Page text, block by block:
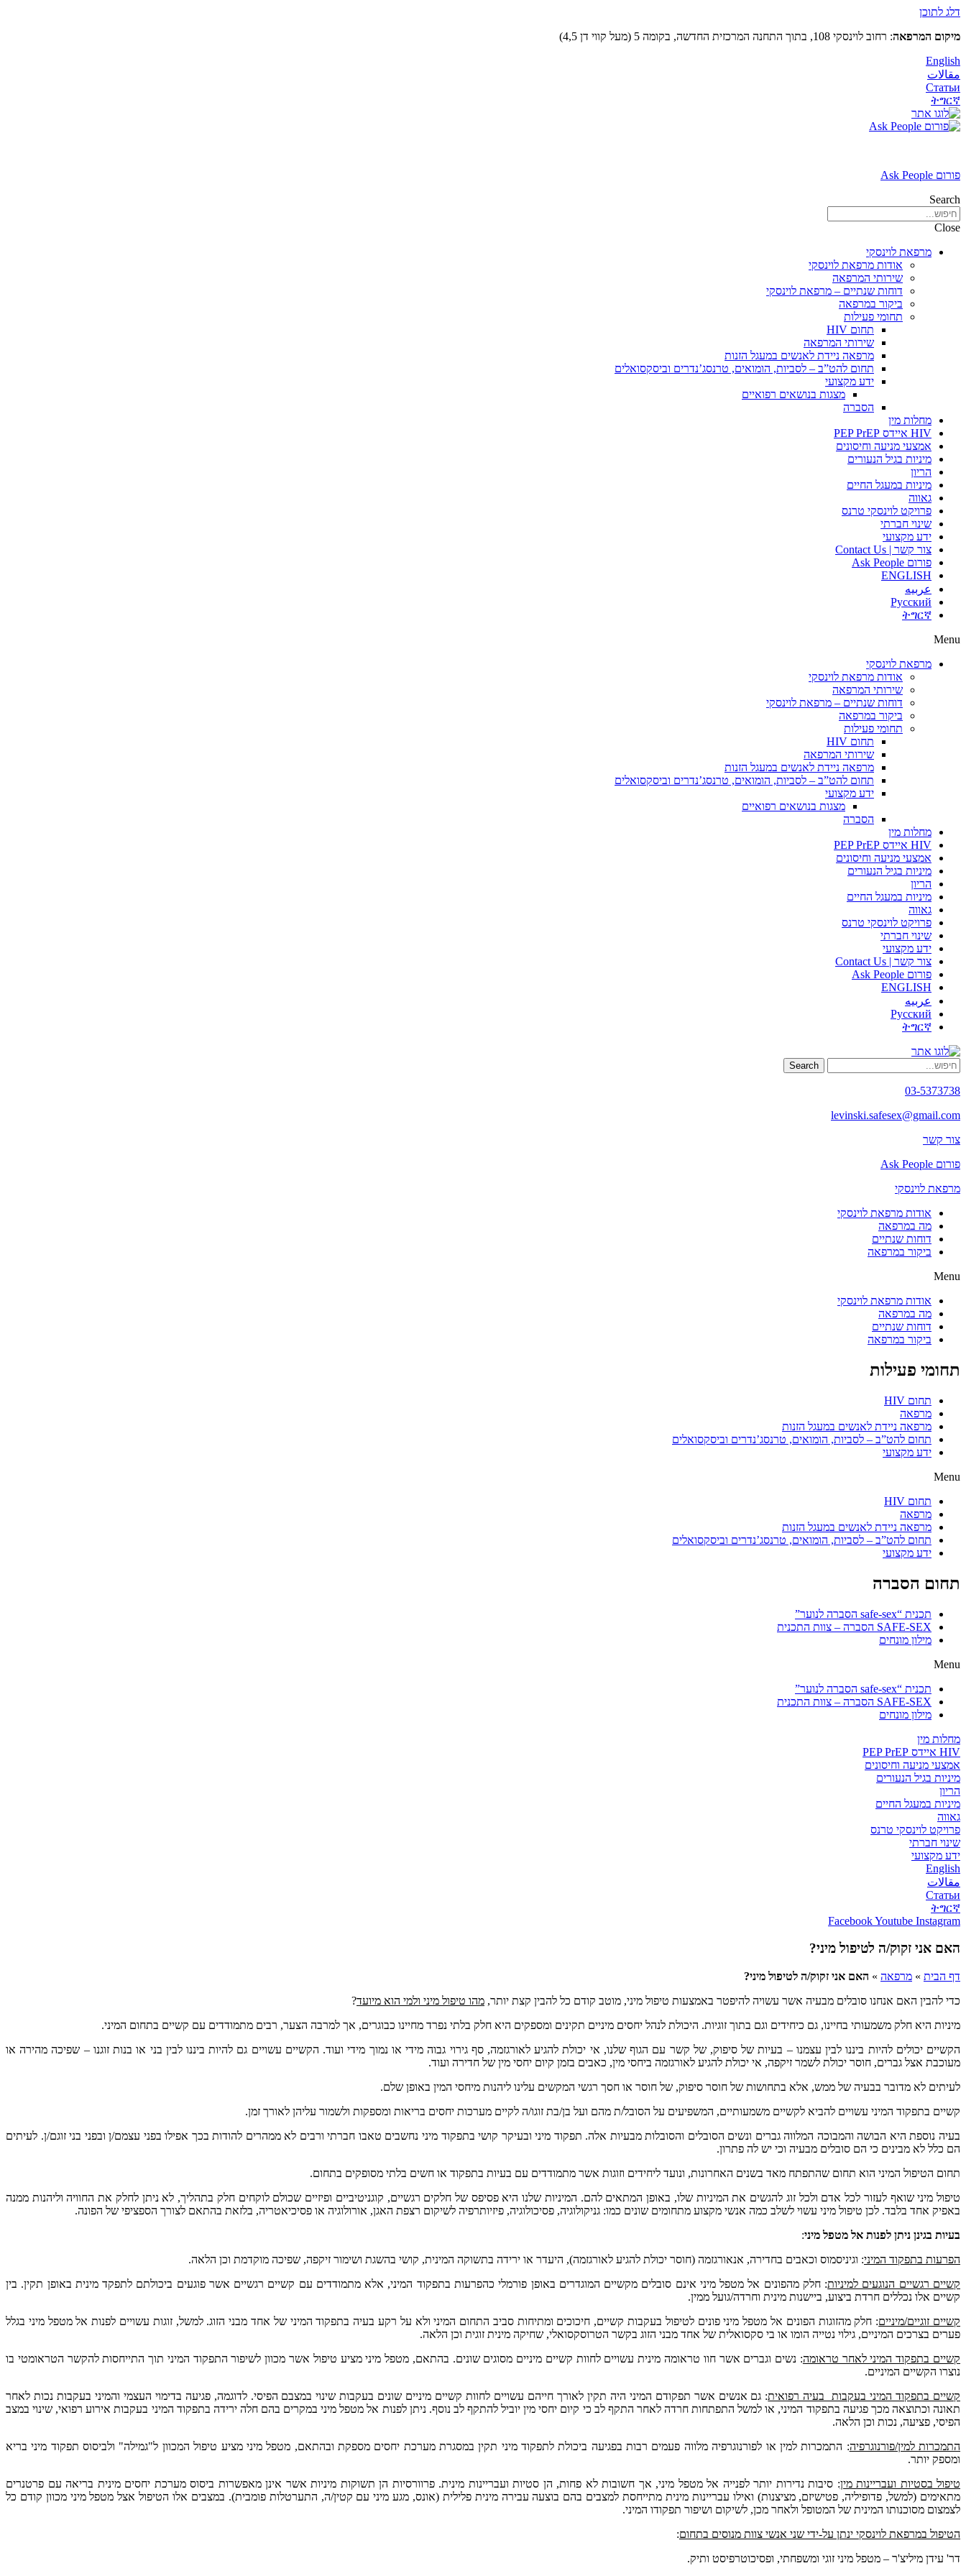
דלג לתוכן
מיקום המרפאה: רחוב לוינסקי 108, בתוך התחנה המרכזית החדשה, בקומה 5 (מעל קווי דן 4,5)
English
مقالات
Статьи
ትግርኛ
פורום Ask People
Search
Close
מרפאת לוינסקי
אודות מרפאת לוינסקי
שירותי המרפאה
דוחות שנתיים – מרפאת לוינסקי
ביקור במרפאה
תחומי פעילות
תחום HIV
שירותי המרפאה
מרפאה ניידת לאנשים במעגל הזנות
תחום להט”ב – לסביות, הומואים, טרנסג’נדרים וביסקסואלים
ידע מקצועי
מצגות בנושאים רפואיים
הסברה
מחלות מין
HIV איידס PEP PrEP
אמצעי מניעה וחיסונים
מיניות בגיל הנעורים
הריון
מיניות במעגל החיים
גאווה
פרויקט לוינסקי טרנס
שינוי חברתי
ידע מקצועי
צור קשר | Contact Us
פורום Ask People
ENGLISH
عربيه
Русский
ትግርኛ
Menu
מרפאת לוינסקי
אודות מרפאת לוינסקי
שירותי המרפאה
דוחות שנתיים – מרפאת לוינסקי
ביקור במרפאה
תחומי פעילות
תחום HIV
שירותי המרפאה
מרפאה ניידת לאנשים במעגל הזנות
תחום להט”ב – לסביות, הומואים, טרנסג’נדרים וביסקסואלים
ידע מקצועי
מצגות בנושאים רפואיים
הסברה
מחלות מין
HIV איידס PEP PrEP
אמצעי מניעה וחיסונים
מיניות בגיל הנעורים
הריון
מיניות במעגל החיים
גאווה
פרויקט לוינסקי טרנס
שינוי חברתי
ידע מקצועי
צור קשר | Contact Us
פורום Ask People
ENGLISH
عربيه
Русский
ትግርኛ
Search
03-5373738
levinski.safesex@gmail.com
צור קשר
פורום Ask People
מרפאת לוינסקי
אודות מרפאת לוינסקי
מה במרפאה
דוחות שנתיים
ביקור במרפאה
Menu
אודות מרפאת לוינסקי
מה במרפאה
דוחות שנתיים
ביקור במרפאה
תחומי פעילות
תחום HIV
מרפאה
מרפאה ניידת לאנשים במעגל הזנות
תחום להט”ב – לסביות, הומואים, טרנסג’נדרים וביסקסואלים
ידע מקצועי
Menu
תחום HIV
מרפאה
מרפאה ניידת לאנשים במעגל הזנות
תחום להט”ב – לסביות, הומואים, טרנסג’נדרים וביסקסואלים
ידע מקצועי
תחום הסברה
תכנית “safe-sex הסברה לנוער”
SAFE-SEX הסברה – צוות התכנית
מילון מונחים
Menu
תכנית “safe-sex הסברה לנוער”
SAFE-SEX הסברה – צוות התכנית
מילון מונחים
מחלות מין
HIV איידס PEP PrEP
אמצעי מניעה וחיסונים
מיניות בגיל הנעורים
הריון
מיניות במעגל החיים
גאווה
פרויקט לוינסקי טרנס
שינוי חברתי
ידע מקצועי
English
مقالات
Статьи
ትግርኛ
FacebookYoutube Instagram
האם אני זקוק/ה לטיפול מיני?
דף הבית » מרפאה » האם אני זקוק/ה לטיפול מיני?
כדי להבין האם אנחנו סובלים מבעיה אשר עשויה להיפטר באמצעות טיפול מיני, מוטב קודם כל להבין קצת יותר, מהו טיפול מיני ולמי הוא מיועד?
מיניות היא חלק משמעותי בחיינו, גם כיחידים וגם בתוך זוגיות. היכולת לנהל יחסים מיניים תקינים ומספקים היא חלק בלתי נפרד מחיינו כבוגרים, אך למרבה הצער, רבים מתמודדים עם קשיים בתחום המיני.
הקשיים יכולים להיות ביננו לבין עצמנו – בעיות של סיפוק, של קשר עם הגוף שלנו, אי יכולת להגיע לאורגזמה, סף גירוי גבוה מידי או נמוך מידי ועוד. הקשיים עשויים גם להיות ביננו לבין בני או בנות זוגנו – שפיכה מהירה או
מעוכבת אצל גברים, חוסר יכולת לשמר זיקפה, אי יכולת להגיע לאורגזמה ביחסי מין, כאבים בזמן קיום יחסי מין של חדירה ועוד.
לעיתים לא מדובר בבעיה של ממש, אלא בתחושות של חוסר סיפוק, של חוסר או חסך רגשי המקשים עלינו ליהנות מיחסי המין באופן שלם.
קשיים בתפקוד המיני עשויים להביא לקשיים משמעותיים, המשפיעים על הסובל/ת מהם ועל בן/בת זוגו/ה לקיים מערכות יחסים בריאות ומספקות ולשמור עליהן לאורך זמן.
בעיה נוספת היא הבושה והמבוכה המלווה גברים ונשים הסובלים והסובלות מבעיות אלה. תפקוד מיני ובעיקר קושי בתפקוד מיני נחשבים טאבו חברתי ורבים לא ממהרים להודות בכך אפילו בפני עצמם/ן ובפני בני זוגם/ן. לעיתים
הם כלל לא מבינים כי הם סובלים מבעיה וכי יש לה פתרון.
תחום הטיפול המיני הוא תחום שהתפתח מאד בשנים האחרונות, ונועד ליחידים וזוגות אשר מתמודדים עם בעיות בתפקוד או חשים בלתי מסופקים בתחום.
טיפול מיני שואף לעזור לכל אדם ולכל זוג להגשים את המיניות שלו, באופן המתאים להם. המיניות שלנו היא פסיפס של חלקים רגשיים, קוגניטיביים ופיזיים שכולם לוקחים חלק בתהליך, לא ניתן לחלק את החוויה וליהנות ממנה
באפיק אחד בלבד. לכן טיפול מיני עשוי לשלב כמה אנשי מקצוע מתחומים שונים כמו: גניקולוגיה, פסיכולוגיה, פיזיותרפיה לשיקום רצפת האגן, אורולוגיה או פסיכיאטריה, בלזאת בהתאם לצורך הספציפי של הפונה.
בעיות בגינן ניתן לפנות אל מטפל מיני:
הפרעות בתפקוד המיני: וגיניסמוס וכאבים בחדירה, אנאורגזמה (חוסר יכולת להגיע לאורגזמה), היעדר או ירידה בתשוקה המינית, קושי בהשגת ושימור זיקפה, שפיכה מוקדמת וכן הלאה.
קשיים רגשיים הנוגעים למיניות: חלק מהפונים אל מטפל מיני אינם סובלים מקשיים המוגדרים באופן פורמלי כהפרעות בתפקוד המיני, אלא מתמודדים עם קשיים רגשיים אשר פוגעים ביכולתם לתפקד מינית באופן תקין. בין
קשיים אלו נכללים חרדת ביצוע, ביישנות מינית וחרדה/גועל ממין.
קשיים זוגיים/מיניים: חלק מהזוגות הפונים אל מטפל מיני פונים לטיפול בעקבות קשיים, חיכוכים ומתיחות סביב התחום המיני ולא על רקע בעיה בתפקוד המיני של אחד מבני הזוג. למשל, זוגות עשויים לפנות אל מטפל מיני בגלל
פערים בצרכים המיניים, גילוי נטייה הומו או בי סקסואלית של אחד מבני הזוג בקשר הטרוסקסואלי, שחיקה מינית זוגית וכן הלאה.
קשיים בתפקוד המיני לאחר טראומה: נשים וגברים אשר חוו טראומה מינית עשויים לחוות קשיים מיניים מסוגים שונים. בהתאם, מטפל מיני מציע טיפול אשר מכוון לשיפור התפקוד המיני תוך התייחסות להקשר הטראומטי בו
נוצרו הקשיים המיניים.
קשיים בתפקוד המיני בעקבות בעיה רפואית: גם אנשים אשר תפקודם המיני היה תקין לאורך חייהם עשויים לחוות קשיים מיניים שונים בעקבות שינוי במצבם הפיסי. לדוגמה, פגיעה בדימוי העצמי והמיני בעקבות נכות לאחר
תאונה וכתוצאה מכך פגיעה בתפקוד המיני, או למשל התפתחות חרדה לאחר התקף לב כי קיום יחסי מין יוביל להתקף לב נוסף. ניתן לפנות אל מטפל מיני במקרים בהם חלה ירידה בתפקוד המיני בעקבות אירוע רפואי, שינוי במצב
הפיסי, פציעה, נכות וכן הלאה.
התמכרות למין/פורנוגרפיה: התמכרות למין או לפורנוגרפיה מלווה פעמים רבות בפגיעה ביכולת לתפקוד מיני תקין במסגרת מערכת יחסים מספקת ובהתאם, מטפל מיני מציע טיפול המכוון ל"גמילה" ולביסוס תפקוד מיני בריא
ומספק יותר.
טיפול בסטיות ועבריינות מין: סיבות נדירות יותר לפנייה אל מטפל מיני, אך חשובות לא פחות, הן סטיות ועבריינות מינית. פרוורסיות הן תשוקות מיניות אשר אינן מאפשרות ביסוס מערכת יחסים מינית בריאה עם פרטנרים
מתאימים (למשל, פדופיליה, פטישיזם, מציצנות) ואילו עבריינות מינית מתייחסת למצבים בהם בוצעה עבירה מינית פלילית (אונס, מגע מיני עם קטין/ה, התערטלות פומבית). במצבים אלו הטיפול אצל מטפל מיני מכוון קודם כל
לצמצום מסוכנותו המינית של המטופל ולאחר מכן, לשיקום ושיפור תפקודו המיני.
הטיפול במרפאת לוינסקי ינתן על-ידי שני אנשי צוות מנוסים בתחום:
דר' עידן מיליצ'ר – מטפל מיני זוגי ומשפחתי, ופסיכוטרפיסט ותיק.